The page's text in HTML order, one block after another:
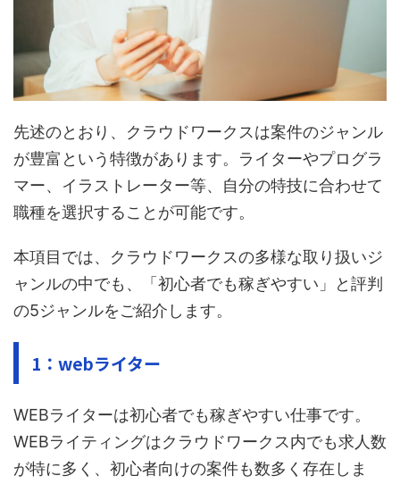
先述のとおり、クラウドワークスは案件のジャンル
が豊富という特徴があります。ライターやプログラ
マー、イラストレーター等、自分の特技に合わせて
職種を選択することが可能です。
本項目では、クラウドワークスの多様な取り扱いジ
ャンルの中でも、「初心者でも稼ぎやすい」と評判
の5ジャンルをご紹介します。
1：webライター
WEBライターは初心者でも稼ぎやすい仕事です。
WEBライティングはクラウドワークス内でも求人数
が特に多く、初心者向けの案件も数多く存在しま